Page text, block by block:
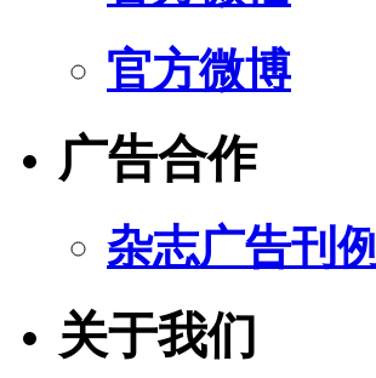
官方微博
广告合作
杂志广告刊例
关于我们